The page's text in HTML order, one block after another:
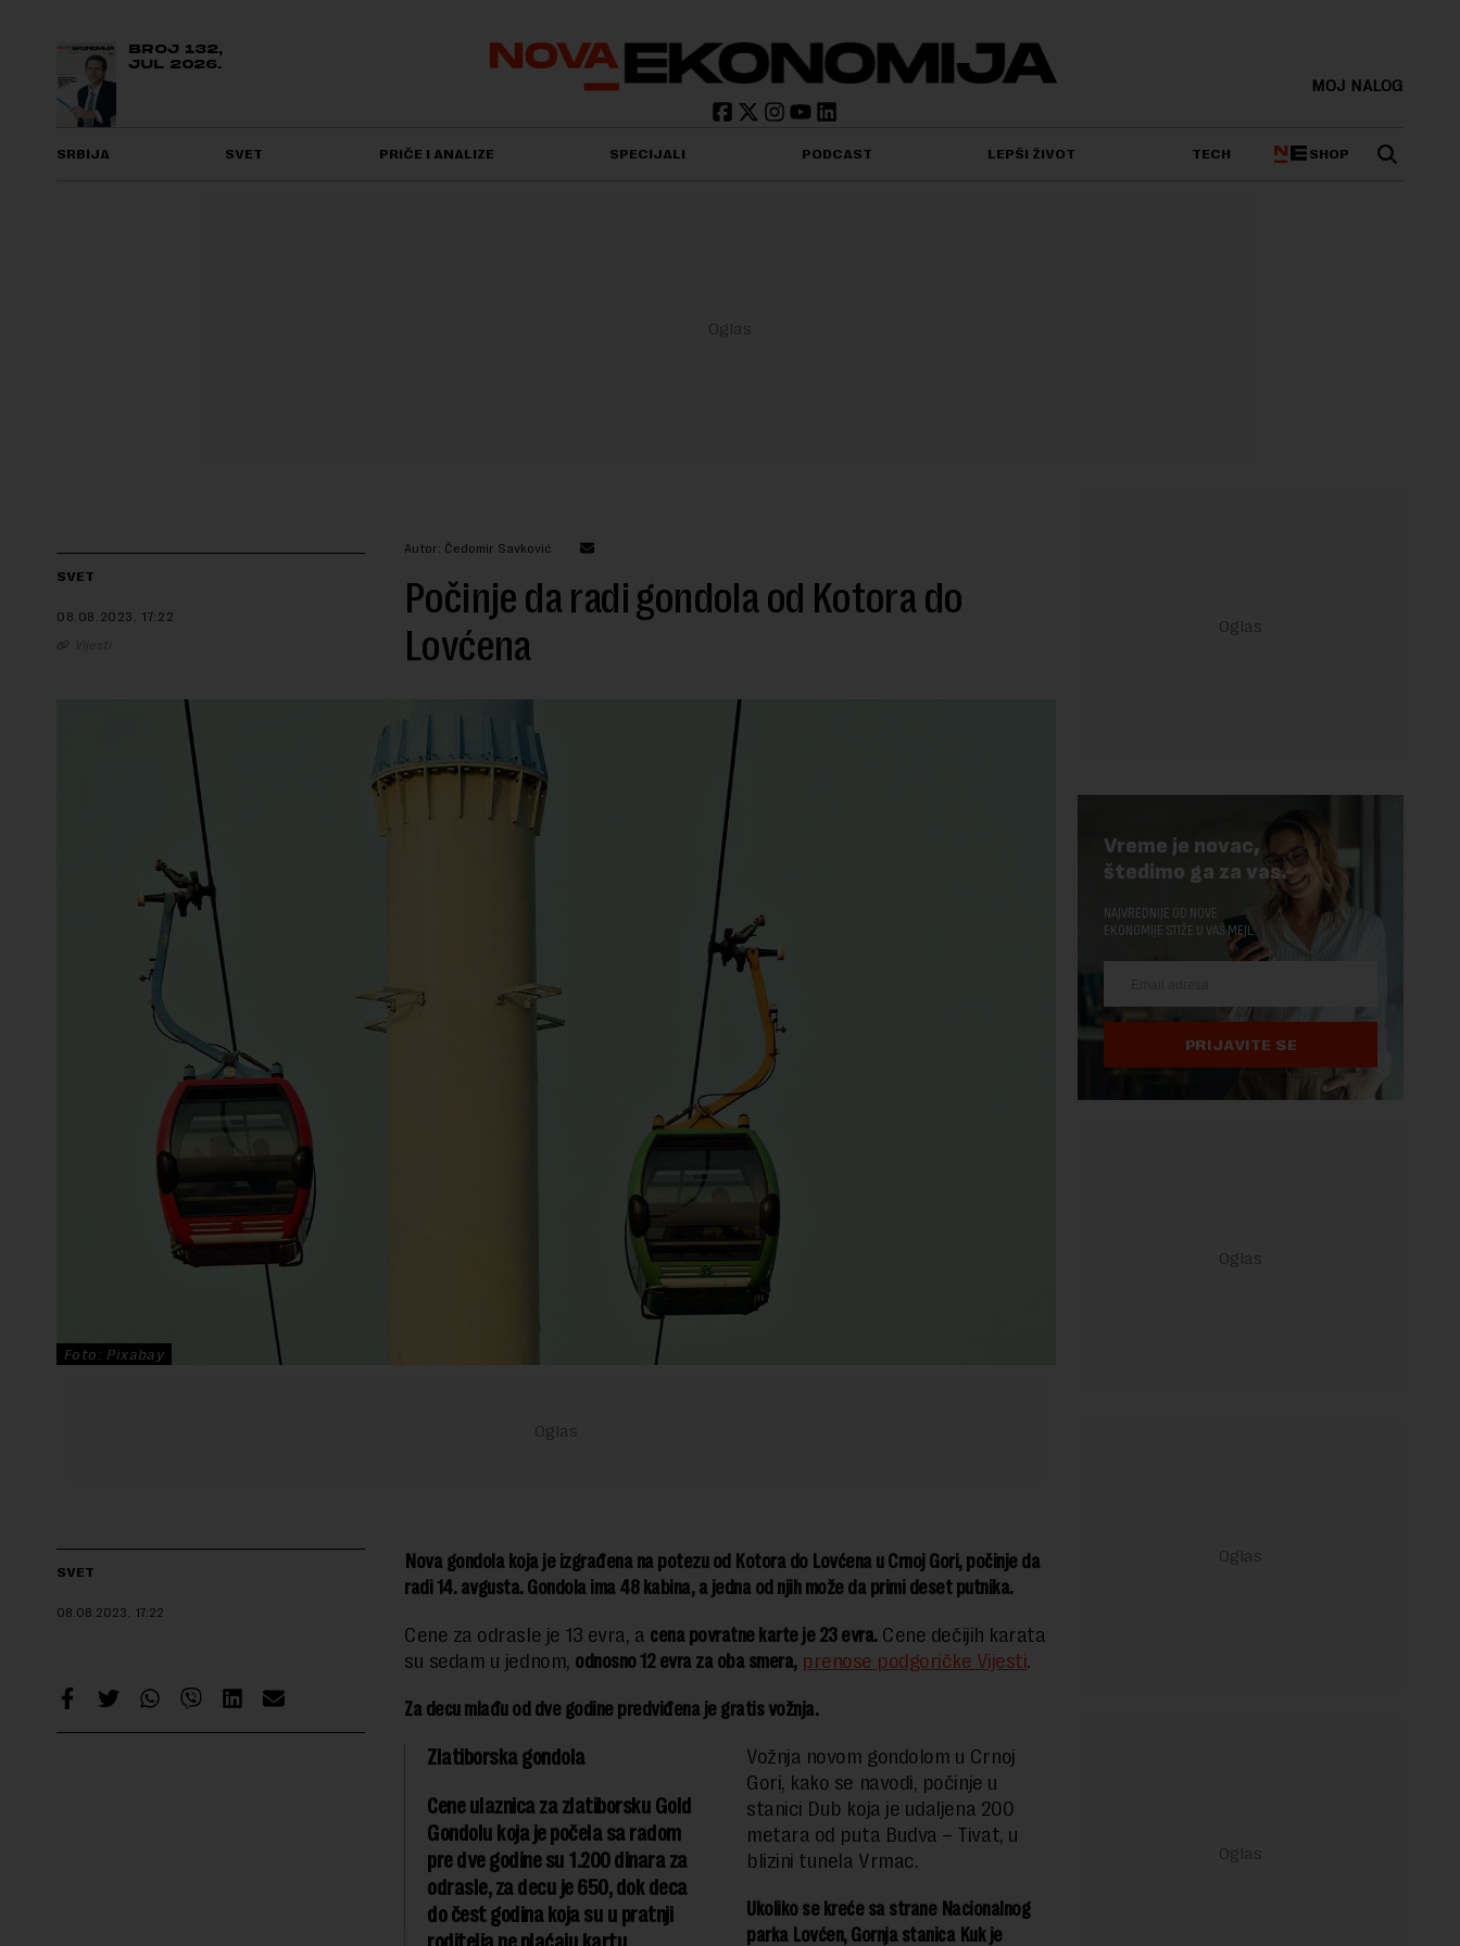
BROJ 132,
JUL 2026.
MOJ NALOG
SRBIJA SVET PRIČE I ANALIZE SPECIJALI PODCAST LEPŠI ŽIVOT TECH SHOP
SVET
08.08.2023. 17:22
Vijesti
Autor: Čedomir Savković
Počinje da radi gondola od Kotora do
Lovćena
Foto: Pixabay
SVET
08.08.2023. 17:22
Nova gondola koja je izgrađena na potezu od Kotora do Lovćena u Crnoj Gori, počinje da
radi 14. avgusta. Gondola ima 48 kabina, a jedna od njih može da primi deset putnika.
Cene za odrasle je 13 evra, a cena povratne karte je 23 evra.Cene dečijih karata
su sedam u jednom, odnosno 12 evra za oba smera, prenose podgoričke Vijesti.
Za decu mlađu od dve godine predviđena je gratis vožnja.
Zlatiborska gondola
Cene ulaznica za zlatiborsku Gold
Gondolu koja je počela sa radom
pre dve godine su 1.200 dinara za
odrasle, za decu je 650, dok deca
do čest godina koja su u pratnji
Vožnja novom gondolom u Crnoj
Gori, kako se navodi, počinje u
stanici Dub koja je udaljena 200
metara od puta Budva – Tivat, u
blizini tunela Vrmac.
Ukoliko se kreće sa strane Nacionalnog
parka Lovćen, Gornja stanica Kuk je
Vreme je novac,
štedimo ga za vas.
NAJVREDNIJE OD NOVE
EKONOMIJE STIŽE U VAŠ MEJL.
PRIJAVITE SE